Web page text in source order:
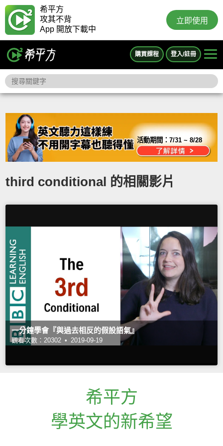
希平方
攻其不背
App 開放下載中
立即使用
購買課程 登入/註冊
活動期間：7/31 ~ 8/28
third conditional 的相關影片
一分鐘學會『與過去相反的假設語氣』
觀看次數：20302 • 2019-09-19
希平方
學英文的新希望